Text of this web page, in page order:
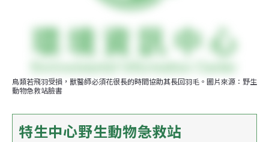
鳥類若飛羽受損，獸醫師必須花很長的時間協助其長回羽毛。圖片來源：野生
動物急救站臉書
特生中心野生動物急救站